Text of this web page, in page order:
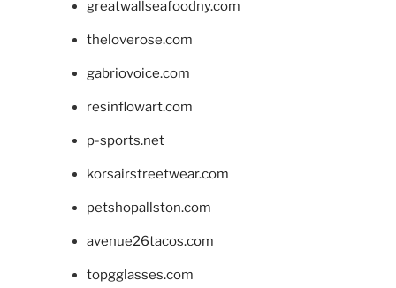
greatwallseafoodny.com
theloverose.com
gabriovoice.com
resinflowart.com
p-sports.net
korsairstreetwear.com
petshopallston.com
avenue26tacos.com
topgglasses.com